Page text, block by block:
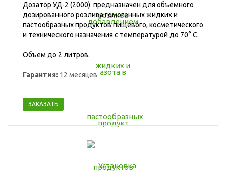
Дозатор УД-2 (2000) предназначен для объемного
дозированного розлива гомогенных жидких и
пастообразных продуктов пищевого, косметического
и технического назначения с температурой до 70° С.
Объем до 2 литров.
Гарантия: 12 месяцев
ЗАКАЗАТЬ